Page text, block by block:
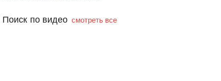
Поиск по видео смотреть все